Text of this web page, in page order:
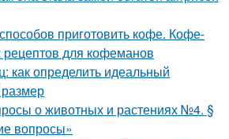
приготовить кофе. Кофе-
для кофеманов
как определить идеальный
о животных и растениях №4. §
вопросы»